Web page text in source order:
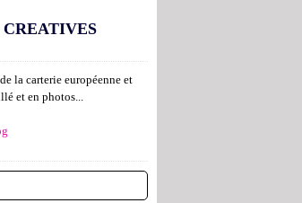
CREATIVES
la carterie européenne et
et en photos...